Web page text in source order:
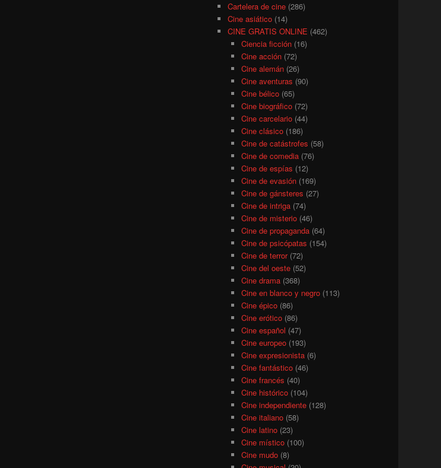
Cartelera de cine (286)
Cine asiático (14)
CINE GRATIS ONLINE (462)
Ciencia ficción(16)
Cine acción(72)
Cine alemán(26)
Cine aventuras (90)
Cine bélico(65)
Cine biográfico(72)
Cine carcelario(44)
Cine clásico(186)
Cine de catástrofes (58)
Cine de comedia(76)
Cine de espías (12)
Cine de evasión(169)
Cine de gánsteres (27)
Cine de intriga(74)
Cine de misterio(46)
Cine de propaganda(64)
Cine de psicópatas (154)
Cine de terror(72)
Cine del oeste(52)
Cine drama(368)
Cine en blanco y negro(113)
Cine épico(86)
Cine erótico(86)
Cine español (47)
Cine europeo(193)
Cine expresionista(6)
Cine fantástico(46)
Cine francés (40)
Cine histórico(104)
Cine independiente(128)
Cine italiano(58)
Cine latino(23)
Cine místico(100)
Cine mudo(8)